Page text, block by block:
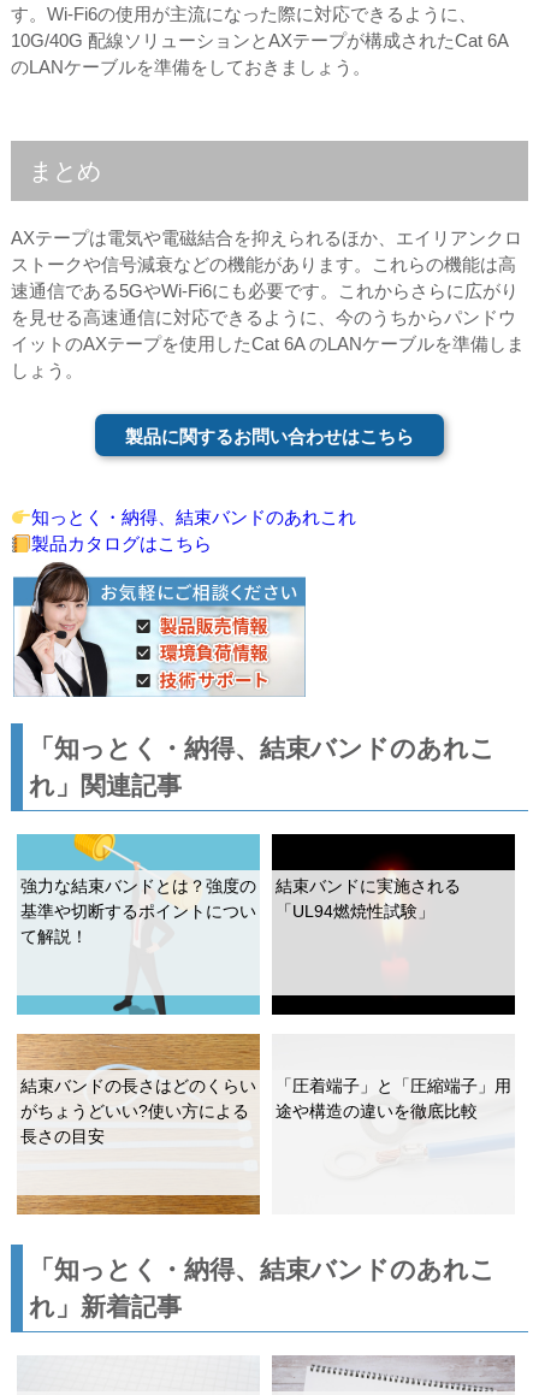
す。Wi-Fi6の使用が主流になった際に対応できるように、
10G/40G 配線ソリューションとAXテープが構成されたCat 6A
のLANケーブルを準備をしておきましょう。
まとめ
AXテープは電気や電磁結合を抑えられるほか、エイリアンクロ
ストークや信号減衰などの機能があります。これらの機能は高
速通信である5GやWi-Fi6にも必要です。これからさらに広がり
を見せる高速通信に対応できるように、今のうちからパンドウ
イットのAXテープを使用したCat 6A のLANケーブルを準備しま
しょう。
製品に関するお問い合わせはこちら
知っとく・納得、結束バンドのあれこれ
製品カタログはこちら
「知っとく・納得、結束バンドのあれこ
れ」関連記事
強力な結束バンドとは？強度の
基準や切断するポイントについ
て解説！
結束バンドに実施される
「UL94燃焼性試験」
結束バンドの長さはどのくらい
がちょうどいい?使い方による
長さの目安
「圧着端子」と「圧縮端子」用
途や構造の違いを徹底比較
「知っとく・納得、結束バンドのあれこ
れ」新着記事